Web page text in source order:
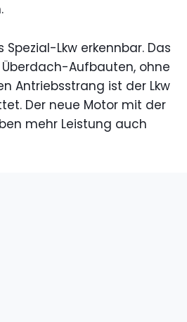
Lkw erkennbar. Das
Aufbauten, ohne
Antriebsstrang ist der Lkw
Der neue Motor mit der
mehr Leistung auch